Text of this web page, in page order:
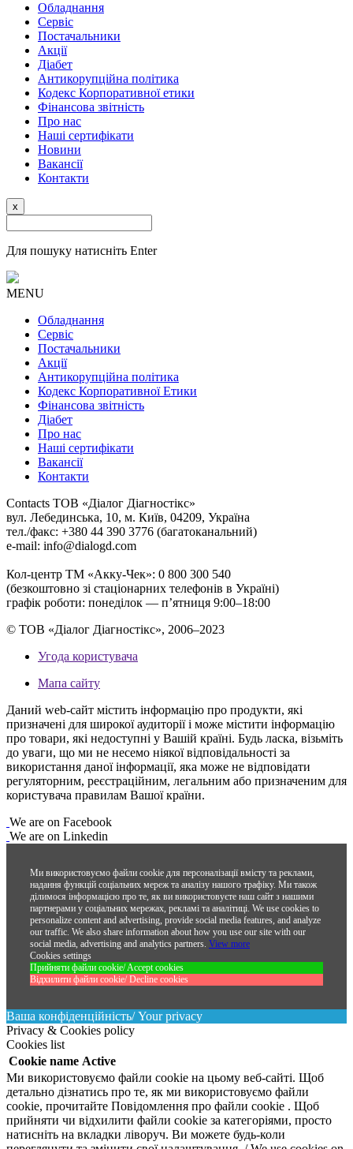
Обладнання
Сервіс
Постачальники
Акції
Діабет
Антикорупційна політика
Кодекс Корпоративної етики
Фінансова звітність
Про нас
Наші сертифікати
Новини
Вакансії
Контакти
x
Для пошуку натисніть Enter
MENU
Обладнання
Сервіс
Постачальники
Акції
Антикорупційна політика
Кодекс Корпоративної Етики
Фінансова звітність
Діабет
Про нас
Наші сертифікати
Вакансії
Контакти
Contacts ТОВ «Діалог Діагностікс»
вул. Лебединська, 10, м. Київ, 04209, Україна
тел./факс: +380 44 390 3776 (багатоканальний)
e-mail: info@dialogd.com
Кол-центр ТМ «Акку-Чек»: 0 800 300 540
(безкоштовно зі стаціонарних телефонів в Україні)
графік роботи: понеділок — п’ятниця 9:00–18:00
© ТОВ «Діалог Діагностікс», 2006–2023
Угода користувача
Мапа сайту
Даний web-сайт містить інформацію про продукти, які
призначені для широкої аудиторії і може містити інформацію
про товари, які недоступні у Вашій країні. Будь ласка, візьміть
до уваги, що ми не несемо ніякої відповідальності за
використання даної інформації, яка може не відповідати
регуляторним, реєстраційним, легальним або призначеним для
користувача правилам Вашої країни.
We are on Facebook
We are on Linkedin
Ми використовуємо файли cookie для персоналізації вмісту та реклами,
надання функцій соціальних мереж та аналізу нашого трафіку. Ми також
ділимося інформацією про те, як ви використовуєте наш сайт з нашими
партнерами у соціальних мережах, рекламі та аналітиці. We use cookies to
personalize content and advertising, provide social media features, and analyze
our traffic. We also share information about how you use our site with our
social media, advertising and analytics partners. View more
Cookies settings
Прийняти файли cookie/ Accept cookies
Відхилити файли cookie/ Decline cookies
Ваша конфіденційність/ Your privacy
Privacy & Cookies policy
Cookies list
Cookie name Active
Ми використовуємо файли cookie на цьому веб-сайті. Щоб
детально дізнатись про те, як ми використовуємо файли
cookie, прочитайте Повідомлення про файли cookie . Щоб
прийняти чи відхилити файли cookie за категоріями, просто
натисніть на вкладки ліворуч. Ви можете будь-коли